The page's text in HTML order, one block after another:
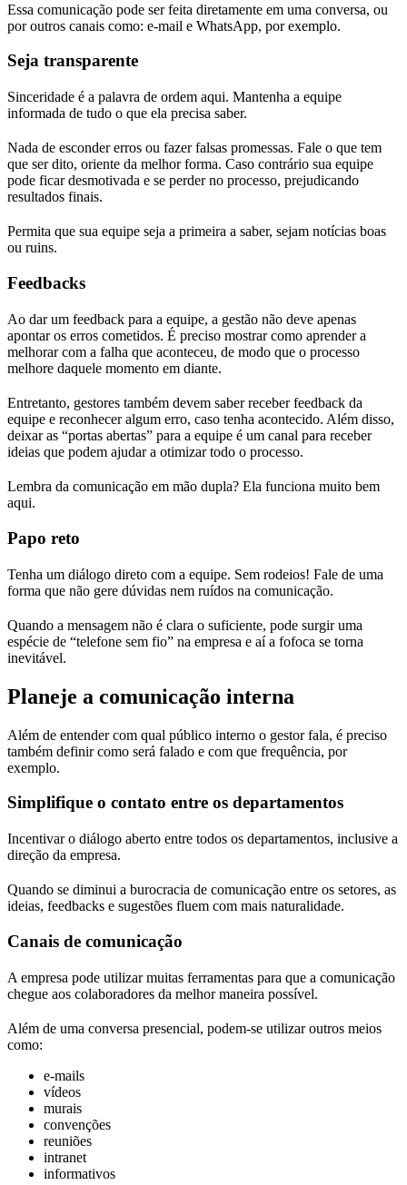
Essa comunicação pode ser feita diretamente em uma conversa, ou
por outros canais como: e-mail e WhatsApp, por exemplo.
Seja transparente
Sinceridade é a palavra de ordem aqui. Mantenha a equipe
informada de tudo o que ela precisa saber.
Nada de esconder erros ou fazer falsas promessas. Fale o que tem
que ser dito, oriente da melhor forma. Caso contrário sua equipe
pode ficar desmotivada e se perder no processo, prejudicando
resultados finais.
Permita que sua equipe seja a primeira a saber, sejam notícias boas
ou ruins.
Feedbacks
Ao dar um feedback para a equipe, a gestão não deve apenas
apontar os erros cometidos. É preciso mostrar como aprender a
melhorar com a falha que aconteceu, de modo que o processo
melhore daquele momento em diante.
Entretanto, gestores também devem saber receber feedback da
equipe e reconhecer algum erro, caso tenha acontecido. Além disso,
deixar as “portas abertas” para a equipe é um canal para receber
ideias que podem ajudar a otimizar todo o processo.
Lembra da comunicação em mão dupla? Ela funciona muito bem
aqui.
Papo reto
Tenha um diálogo direto com a equipe. Sem rodeios! Fale de uma
forma que não gere dúvidas nem ruídos na comunicação.
Quando a mensagem não é clara o suficiente, pode surgir uma
espécie de “telefone sem fio” na empresa e aí a fofoca se torna
inevitável.
Planeje a comunicação interna
Além de entender com qual público interno o gestor fala, é preciso
também definir como será falado e com que frequência, por
exemplo.
Simplifique o contato entre os departamentos
Incentivar o diálogo aberto entre todos os departamentos, inclusive a
direção da empresa.
Quando se diminui a burocracia de comunicação entre os setores, as
ideias, feedbacks e sugestões fluem com mais naturalidade.
Canais de comunicação
A empresa pode utilizar muitas ferramentas para que a comunicação
chegue aos colaboradores da melhor maneira possível.
Além de uma conversa presencial, podem-se utilizar outros meios
como:
e-mails
vídeos
murais
convenções
reuniões
intranet
informativos